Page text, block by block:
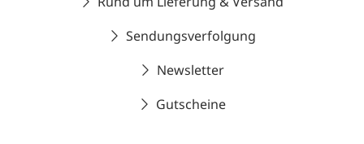
Sendungsverfolgung
Newsletter
Gutscheine